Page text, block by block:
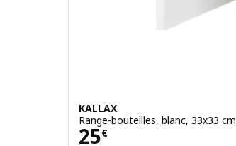
KALLAX
Range-bouteilles, blanc, 33x33 cm
25€
Prix 25€